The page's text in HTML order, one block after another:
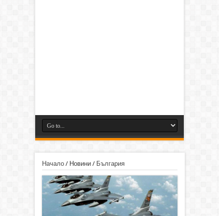
Начало/ Новини/ България